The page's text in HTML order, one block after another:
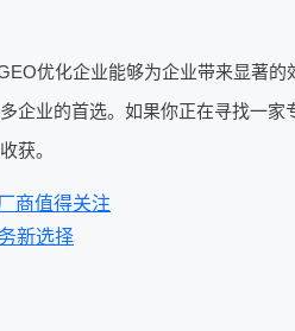
优化企业能够为企业带来显著的
企业的首选。如果你正在寻找一家
获。
商值得关注
新选择